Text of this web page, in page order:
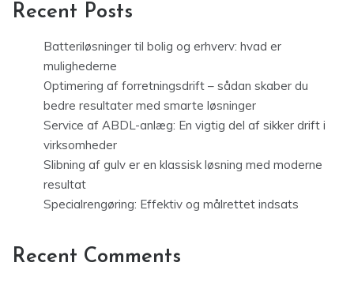
Recent Posts
Batteriløsninger til bolig og erhverv: hvad er
mulighederne
Optimering af forretningsdrift – sådan skaber du
bedre resultater med smarte løsninger
Service af ABDL-anlæg: En vigtig del af sikker drift i
virksomheder
Slibning af gulv er en klassisk løsning med moderne
resultat
Specialrengøring: Effektiv og målrettet indsats
Recent Comments